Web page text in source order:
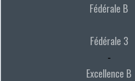
Fédérale B
Fédérale 3
-
Excellence B